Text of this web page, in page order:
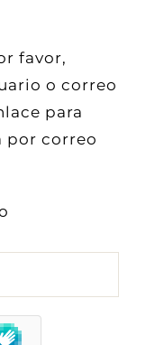
favor,
o correo
para
por correo